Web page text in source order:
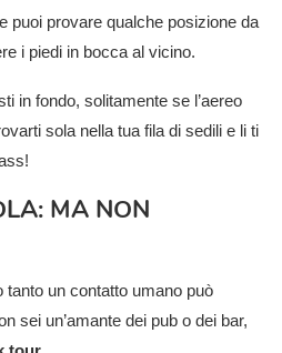
puoi provare qualche posizione da
i piedi in bocca al vicino.
in fondo, solitamente se l’aereo
sola nella tua fila di sedili e li ti
MA NON
tanto un contatto umano può
sei un’amante dei pub o dei bar,